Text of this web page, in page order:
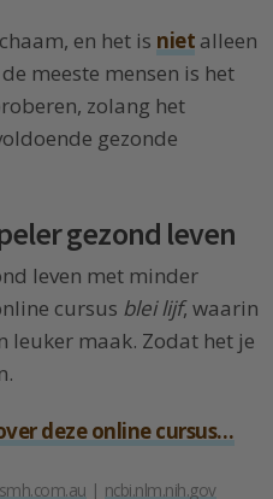
en het is niet alleen
meeste mensen is het
zolang het
gezonde
gezond leven
leven met minder
cursus blei lijf, waarin
leuker maak. Zodat het je
deze online cursus…
smh.com.au | ncbi.nlm.nih.gov